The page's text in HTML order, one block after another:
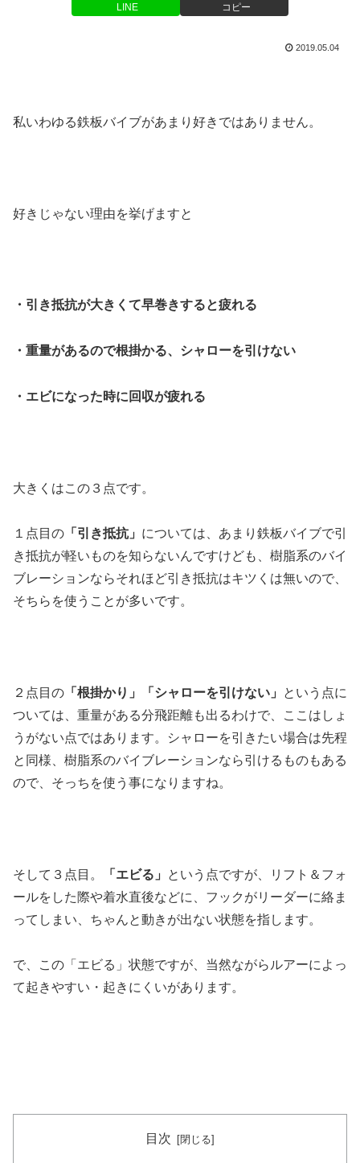
LINE コピー
2019.05.04
私いわゆる鉄板バイブがあまり好きではありません。
好きじゃない理由を挙げますと
・引き抵抗が大きくて早巻きすると疲れる
・重量があるので根掛かる、シャローを引けない
・エビになった時に回収が疲れる
大きくはこの３点です。
１点目の 「引き抵抗」 については、あまり鉄板バイブで引
き抵抗が軽いものを知らないんですけども、樹脂系のバイ
ブレーションならそれほど引き抵抗はキツくは無いので、
そちらを使うことが多いです。
２点目の 「根掛かり」「シャローを引けない」
という点に
ついては、重量がある分飛距離も出るわけで、ここはしょ
うがない点ではあります。シャローを引きたい場合は先程
と同様、樹脂系のバイブレーションなら引けるものもある
ので、そっちを使う事になりますね。
そして３点目。 「エビる」
という点ですが、リフト＆フォ
ールをした際や着水直後などに、フックがリーダーに絡ま
ってしまい、ちゃんと動きが出ない状態を指します。
で、この「エビる」状態ですが、当然ながらルアーによっ
て起きやすい・起きにくいがあります。
目次